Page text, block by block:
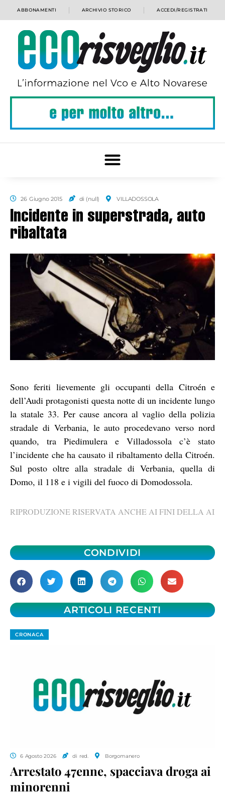
ABBONAMENTI ARCHIVIO STORICO ACCEDI/REGISTRATI
26 Giugno 2015 di (null) VILLADOSSOLA
Incidente in superstrada, auto
ribaltata
Sono feriti lievemente gli occupanti della Citroén e
dell’Audi protagonisti questa notte di un incidente lungo
la statale 33. Per cause ancora al vaglio della polizia
stradale di Verbania, le auto procedevano verso nord
quando, tra Piedimulera e Villadossola c’è stato
l’incidente che ha causato il ribaltamento della Citroén.
Sul posto oltre alla stradale di Verbania, quella di
Domo, il 118 e i vigili del fuoco di Domodossola.
RIPRODUZIONE RISERVATA ANCHE AI FINI DELLA AI
CONDIVIDI
ARTICOLI RECENTI
CRONACA
6 Agosto 2026 di red. Borgomanero
Arrestato 47enne, spacciava droga ai
minorenni